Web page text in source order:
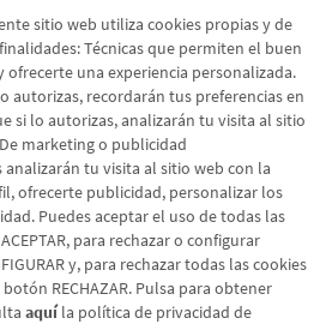
sitio web utiliza cookies propias y de
Técnicas que permiten el buen
una experiencia personalizada.
autorizas, recordarán tus preferencias en
si lo autorizas, analizarán tu visita al sitio
marketing o publicidad
tu visita al sitio web con la
ofrecerte publicidad, personalizar los
Puedes aceptar el uso de todas las
para rechazar o configurar
y, para rechazar todas las cookies
RECHAZAR. Pulsa para obtener
aquíla política de privacidad de